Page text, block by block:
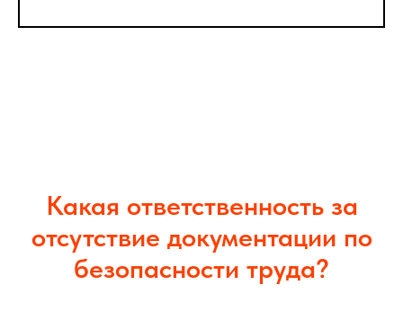
Какая ответственность за
отсутствие документации по
безопасности труда?